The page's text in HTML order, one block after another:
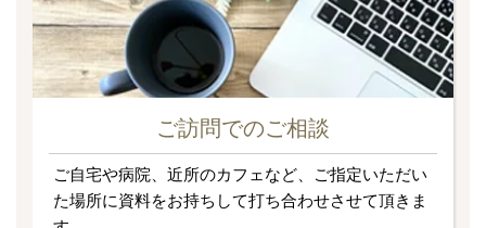
ご訪問でのご相談
ご自宅や病院、近所のカフェなど、ご指定いただい
た場所に資料をお持ちして打ち合わせさせて頂きま